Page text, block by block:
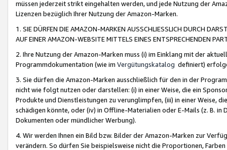
müssen jederzeit strikt eingehalten werden, und jede Nutzung der
Lizenzen bezüglich Ihrer Nutzung der Amazon-Marken.
1. SIE DÜRFEN DIE AMAZON-MARKEN AUSSCHLIESSLICH DURCH
AUF EINER AMAZON-WEBSITE MITTELS EINES ENTSPRECHENDEN
2. Ihre Nutzung der Amazon-Marken muss (i) im Einklang mit der
Programmdokumentation (wie im Vergütungskatalog definiert)
3. Sie dürfen die Amazon-Marken ausschließlich für den in der
nicht wie folgt nutzen oder darstellen: (i) in einer Weise, die ein
Produkte und Dienstleistungen zu verunglimpfen, (iii) in einer Weise,
schädigen könnte, oder (iv) in Offline-Materialien oder E-Mails (z. B. in
Dokumenten oder mündlicher Werbung).
4. Wir werden Ihnen ein Bild bzw. Bilder der Amazon-Marken zur
verändern. So dürfen Sie beispielsweise nicht die Proportionen,